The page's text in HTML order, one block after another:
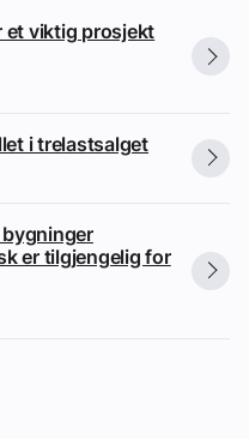
et viktig prosjekt
i trelastsalget
bygninger
er tilgjengelig for